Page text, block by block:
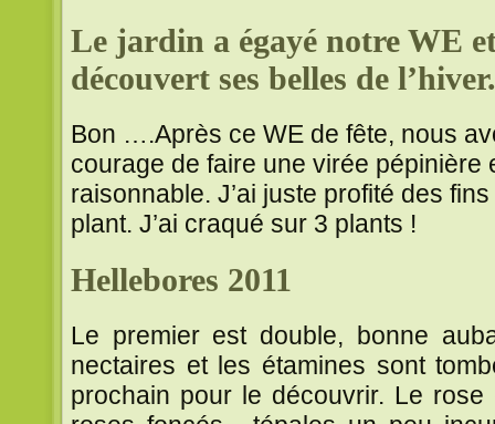
Le jardin a égayé notre WE
découvert ses belles de l’hiver.
Bon ….Après ce WE de fête, nous
courage de faire une virée pépinière
raisonnable. J’ai juste profité des
plant. J’ai craqué sur 3 plants !
Hellebores 2011
Le premier est double, bonne
nectaires et les étamines sont
prochain pour le découvrir. Le